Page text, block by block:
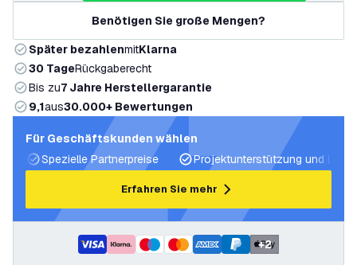
Benötigen Sie große Mengen?
Später bezahlenmitKlarna
30 TageRückgaberecht
Bis zu7 Jahre Herstellergarantie
9,1aus30.000+ Bewertungen
Für Geschäftskunden wählen
Spezielle Partnerpreise
Projektunterstützung und
Erfahren Sie mehr
+2